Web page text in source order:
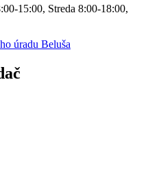
15:00, Streda 8:00-18:00,
úradu Beluša